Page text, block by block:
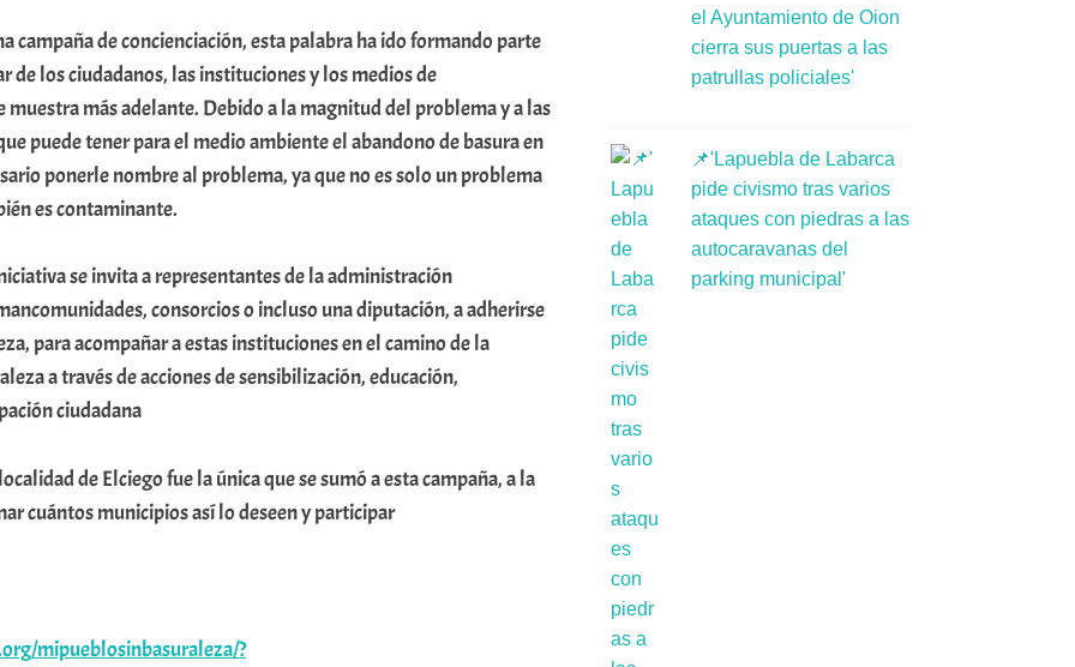
campaña de concienciación, esta palabra ha ido formando parte
de los ciudadanos, las instituciones y los medios de
muestra más adelante. Debido a la magnitud del problema y a las
puede tener para el medio ambiente el abandono de basura en
ponerle nombre al problema, ya que no es solo un problema
es contaminante.
se invita a representantes de la administración
consorcios o incluso una diputación, a adherirse
para acompañar a estas instituciones en el camino de la
a través de acciones de sensibilización, educación,
ciudadana
de Elciego fue la única que se sumó a esta campaña, a la
cuántos municipios así lo deseen y participar
mipueblosinbasuraleza/?
el Ayuntamiento de Oion
cierra sus puertas a las
patrullas policiales'
📌'Lapuebla de Labarca
pide civismo tras varios
ataques con piedras a las
autocaravanas del
parking municipal'